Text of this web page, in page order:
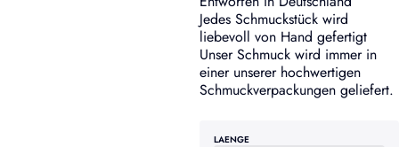
Jedes Schmuckstück wird
liebevoll von Hand gefertigt
Unser Schmuck wird immer in
einer unserer hochwertigen
Schmuckverpackungen geliefert.
LAENGE